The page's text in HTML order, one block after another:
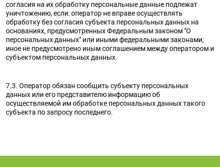
согласия на их обработку персональные данные подлежат
уничтожению, если: оператор не вправе осуществлять
обработку без согласия субъекта персональных данных на
основаниях, предусмотренных Федеральным законом "О
персональных данных" или иными федеральными законами;
иное не предусмотрено иным соглашением между оператором и
субъектом персональных данных.
7.3. Оператор обязан сообщить субъекту персональных
данных или его представителю информацию об
осуществляемой им обработке персональных данных такого
субъекта по запросу последнего.